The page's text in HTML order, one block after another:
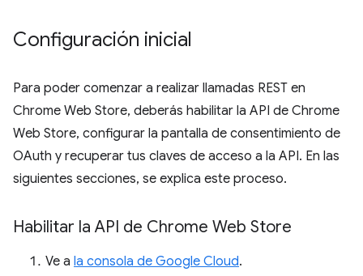
Configuración inicial
Para poder comenzar a realizar llamadas REST en
Chrome Web Store, deberás habilitar la API de Chrome
Web Store, configurar la pantalla de consentimiento de
OAuth y recuperar tus claves de acceso a la API. En las
siguientes secciones, se explica este proceso.
Habilitar la API de Chrome Web Store
Ve a la consola de Google Cloud.